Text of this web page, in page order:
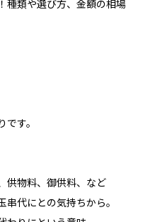
種類や選び方、金額の相場
す。
供物料、御供料、など
串代にとの気持ちから。